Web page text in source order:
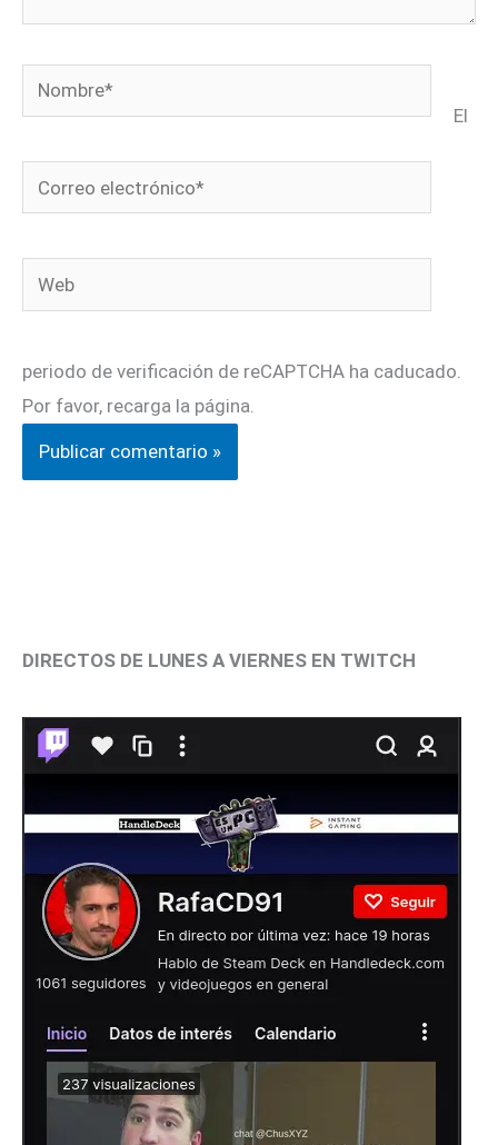
Nombre*
Correo
electrónico*
Web
El
periodo de verificación de reCAPTCHA ha caducado.
Por favor, recarga la página.
DIRECTOS DE LUNES A VIERNES EN TWITCH